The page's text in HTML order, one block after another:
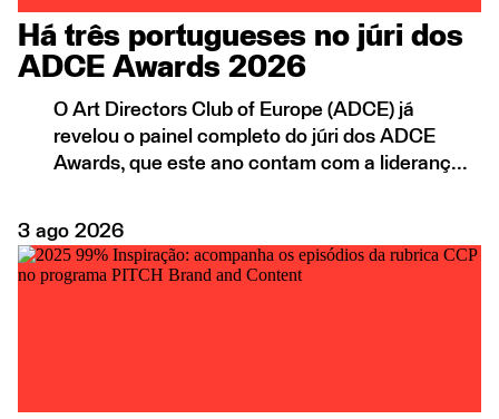
Há três portugueses no júri dos
ADCE Awards 2026
O Art Directors Club of Europe (ADCE) já
revelou o painel completo do júri dos ADCE
Awards, que este ano contam com a lideranç...
3 ago 2026